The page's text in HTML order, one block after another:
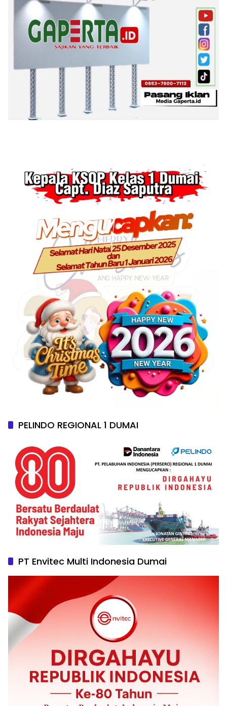
PELINDO REGIONAL 1 DUMAI
PT Envitec Multi Indonesia Dumai